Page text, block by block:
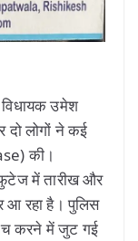
उमेश
दो लोगों ने कई
की।
में तारीख और
रहा है। पुलिस
करने में जुट गई